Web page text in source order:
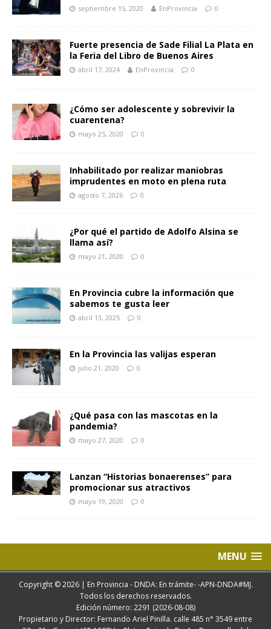
septiembre 15, 2020 EnProvincia 0
Fuerte presencia de Sade Filial La Plata en
la Feria del Libro de Buenos Aires
abril 17, 2024 EnProvincia 0
¿Cómo ser adolescente y sobrevivir la
cuarentena?
mayo 25, 2020 0
Inhabilitado por realizar maniobras
imprudentes en moto en plena ruta
agosto 7, 2026 0
¿Por qué el partido de Adolfo Alsina se
llama así?
mayo 21, 2020 0
En Provincia cubre la información que
sabemos te gusta leer
abril 13, 2025 0
En la Provincia las valijas esperan
julio 21, 2020 0
¿Qué pasa con las mascotas en la
pandemia?
mayo 27, 2020 0
Lanzan “Historias bonaerenses” para
promocionar sus atractivos
mayo 19, 2020 0
MENU
Copyright © 2026 | En Provincia - DNDA: En trámite- -APN-DNDA#MJ.
Todos los derechos reservados.
Edición número: 2291 (2026-08-08)
Propietario y Director: Fernando Ariel Pinilla. calle 485 n° 3549 entre